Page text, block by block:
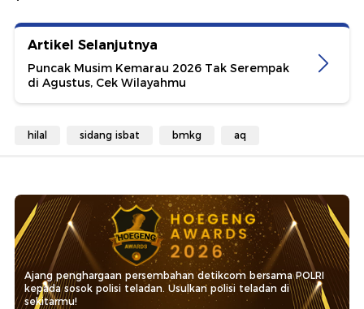
Artikel Selanjutnya
Puncak Musim Kemarau 2026 Tak Serempak
di Agustus, Cek Wilayahmu
hilal sidang isbat bmkg aq
Ajang penghargaan persembahan detikcom bersama POLRI
kepada sosok polisi teladan. Usulkan polisi teladan di
sekitarmu!